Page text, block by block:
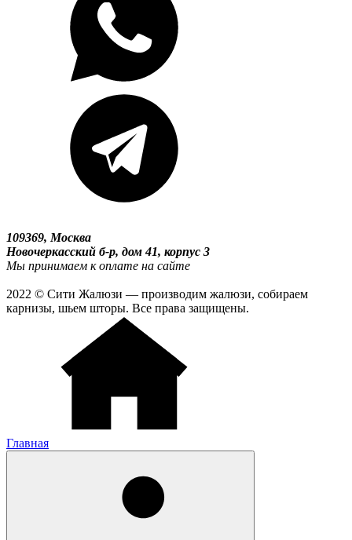
109369, Москва
Новочеркасский б-р, дом 41, корпус 3
Мы принимаем к оплате на сайте
2022 © Сити Жалюзи — производим жалюзи, собираем
карнизы, шьем шторы. Все права защищены.
Главная